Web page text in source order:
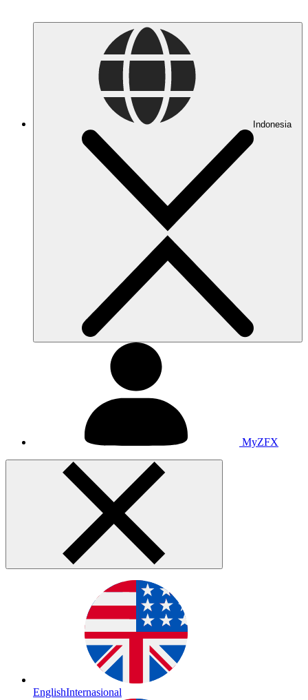
Indonesia
MyZFX
EnglishInternasional